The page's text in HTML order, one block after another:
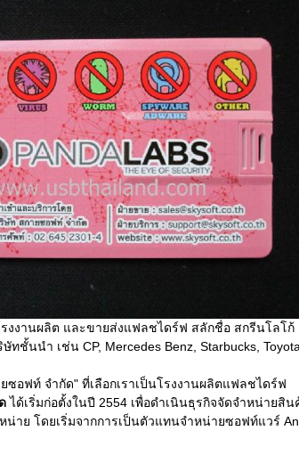
รงงานผลิต และขายส่งแฟลชไดร์ฟ สลักชื่อ สกรีนโลโก้
ทชั้นนำ เช่น CP, Mercedes Benz, Starbucks,
อฟท์ จำกัด" ที่เลือกเราเป็นโรงงานผลิตแฟลชไดร์ฟ
ได้เริ่มก่อตั้งในปี 2554 เพื่อดำเนินธุรกิจจัดจำหน่ายสิ
าย โดยเริ่มจากการเป็นตัวแทนจำหน่ายซอฟท์แวร์